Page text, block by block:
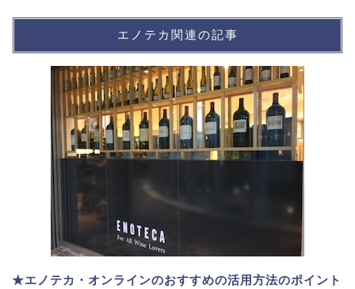
エノテカ関連の記事
★エノテカ・オンラインのおすすめの活用方法のポイント